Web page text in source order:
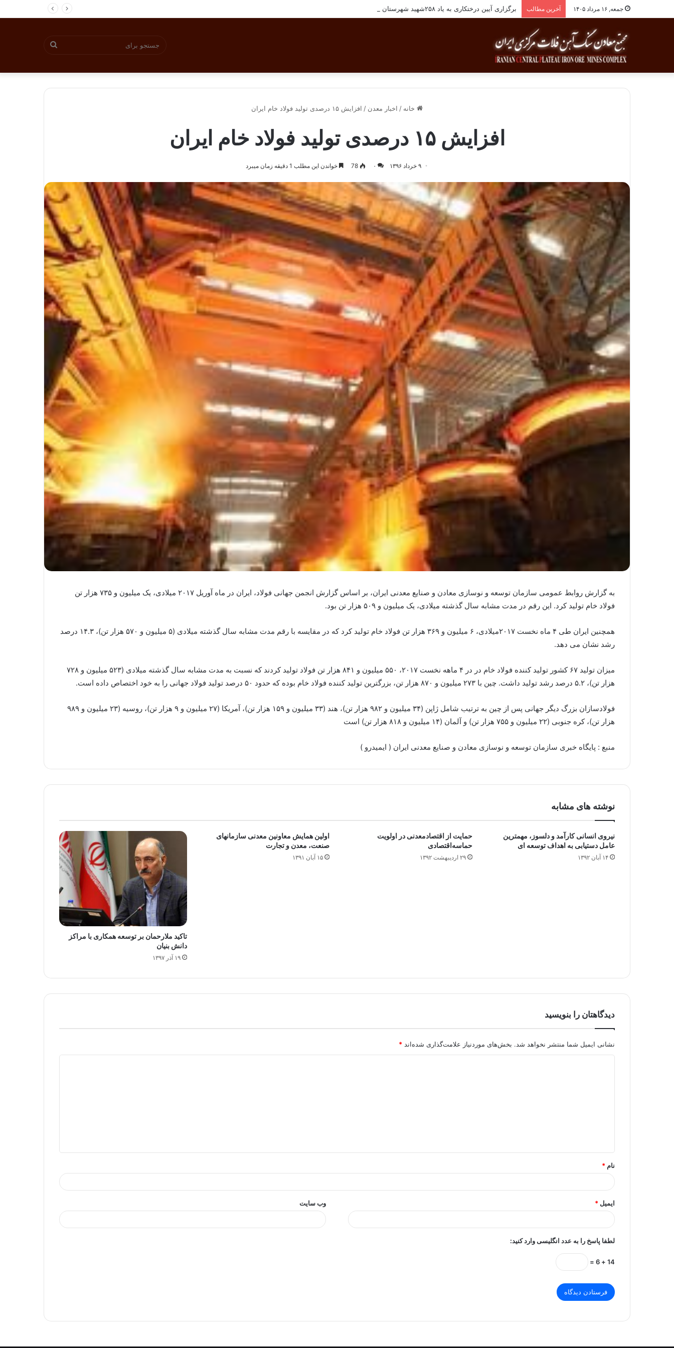
جمعه, ۱۶ مرداد ۱۴۰۵ آخرین مطالب برگزاری آیین درختکاری به یاد ۲۵۸شهید شهرستان بافق
خانه / اخبار معدن / افزایش ۱۵ درصدی تولید فولاد خام ایران
افزایش ۱۵ درصدی تولید فولاد خام ایران
۹ خرداد ۱۳۹۶ ۰ 78 خواندن این مطلب 1 دقیقه زمان میبرد
به گزارش روابط عمومی سازمان توسعه و نوسازی معادن و صنایع معدنی ایران، بر اساس گزارش انجمن جهانی فولاد، ایران در ماه آوریل ۲۰۱۷ میلادی، یک میلیون و ۷۳۵ هزار تن
فولاد خام تولید کرد. این رقم در مدت مشابه سال گذشته میلادی، یک میلیون و ۵۰۹ هزار تن بود.
همچنین ایران طی ۴ ماه نخست ۲۰۱۷میلادی، ۶ میلیون و ۳۶۹ هزار تن فولاد خام تولید کرد که در مقایسه با رقم مدت مشابه سال گذشته میلادی (۵ میلیون و ۵۷۰ هزار تن)، ۱۴.۳ درصد
رشد نشان می دهد.
میزان تولید ۶۷ کشور تولید کننده فولاد خام در در ۴ ماهه نخست ۲۰۱۷، ۵۵۰ میلیون و ۸۴۱ هزار تن فولاد تولید کردند که نسبت به مدت مشابه سال گذشته میلادی (۵۲۳ میلیون و ۷۲۸
هزار تن)، ۵.۲ درصد رشد تولید داشت. چین با ۲۷۳ میلیون و ۸۷۰ هزار تن، بزرگترین تولید کننده فولاد خام بوده که حدود ۵۰ درصد تولید فولاد جهانی را به خود اختصاص داده است.
فولادسازان بزرگ دیگر جهانی پس از چین به ترتیب شامل ژاپن (۳۴ میلیون و ۹۸۲ هزار تن)، هند (۳۳ میلیون و ۱۵۹ هزار تن)، آمریکا (۲۷ میلیون و ۹ هزار تن)، روسیه (۲۳ میلیون و ۹۸۹
هزار تن)، کره جنوبی (۲۲ میلیون و ۷۵۵ هزار تن) و آلمان (۱۴ میلیون و ۸۱۸ هزار تن) است
منبع : پایگاه خبری سازمان توسعه و نوسازی معادن و صنایع معدنی ایران ( ایمیدرو )
نوشته های مشابه
نیروی انسانی کارآمد و دلسوز، مهمترین
عامل دستیابی به اهداف توسعه ای
۱۴ آبان ۱۳۹۲
حمایت از اقتصادمعدنی در اولویت
حماسه‌اقتصادی
۲۹ اردیبهشت ۱۳۹۲
اولین همایش معاونین معدنی سازمانهای
صنعت، معدن و تجارت
۱۵ آبان ۱۳۹۱
تاکید ملارحمان بر توسعه همکاری با مراکز
دانش بنیان
۱۹ آذر ۱۳۹۷
دیدگاهتان را بنویسید
نشانی ایمیل شما منتشر نخواهد شد. بخش‌های موردنیاز علامت‌گذاری شده‌اند *
*
نام *
ایمیل * وب‌ سایت
لطفا پاسخ را به عدد انگلیسی وارد کنید:
14 + 6 =